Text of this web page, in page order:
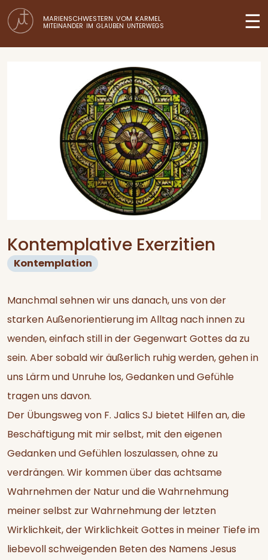
MARIENSCHWESTERN VOM KARMEL
MITEINANDER IM GLAUBEN UNTERWEGS ☰
Kontemplative Exerzitien
Kontemplation
Manchmal sehnen wir uns danach, uns von der
starken Außenorientierung im Alltag nach innen zu
wenden, einfach still in der Gegenwart Gottes da zu
sein. Aber sobald wir äußerlich ruhig werden, gehen in
uns Lärm und Unruhe los, Gedanken und Gefühle
tragen uns davon.
Der Übungsweg von F. Jalics SJ bietet Hilfen an, die
Beschäftigung mit mir selbst, mit den eigenen
Gedanken und Gefühlen loszulassen, ohne zu
verdrängen. Wir kommen über das achtsame
Wahrnehmen der Natur und die Wahrnehmung
meiner selbst zur Wahrnehmung der letzten
Wirklichkeit, der Wirklichkeit Gottes in meiner Tiefe im
liebevoll schweigenden Beten des Namens Jesus